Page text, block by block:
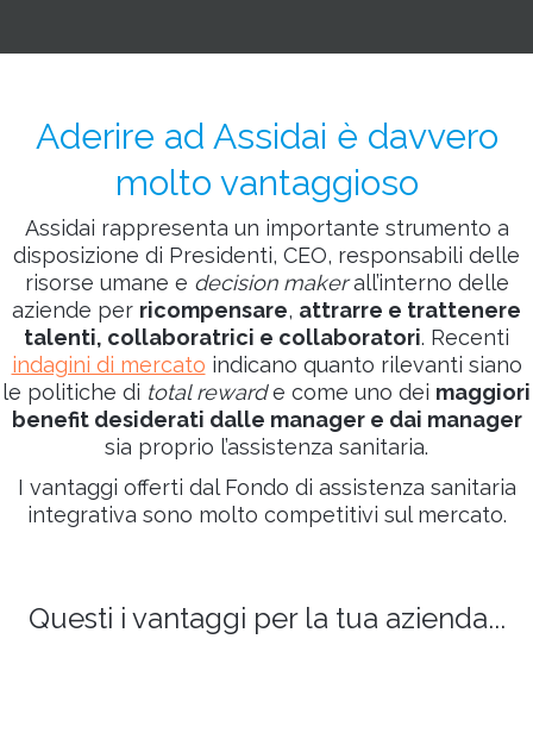
Aderire ad Assidai è davvero
molto vantaggioso
Assidai rappresenta un importante strumento a
disposizione di Presidenti, CEO, responsabili delle
risorse umane e decision makerall’interno delle
aziende per ricompensare, attrarre e trattenere
talenti, collaboratrici e collaboratori. Recenti
indagini di mercato indicano quanto rilevanti siano
le politiche di total rewarde come uno dei maggiori
benefit desiderati dalle manager e dai manager
sia proprio l’assistenza sanitaria.
I vantaggi offerti dal Fondo di assistenza sanitaria
integrativa sono molto competitivi sul mercato.
Questi i vantaggi per la tua azienda...